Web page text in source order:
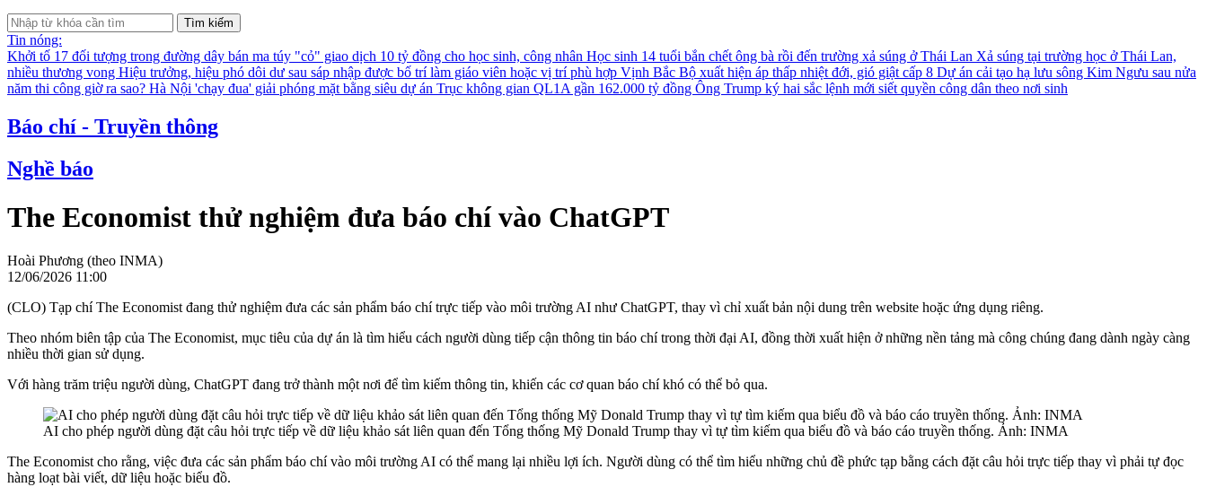
Tìm kiếm
Tin nóng:
Khởi tố 17 đối tượng trong đường dây bán ma túy "cỏ" giao dịch 10 tỷ đồng cho học sinh, công nhân Học sinh 14 tuổi bắn chết ông bà rồi đến trường xả súng ở Thái Lan Xả súng tại trường học ở Thái Lan,
nhiều thương vong Hiệu trưởng, hiệu phó dôi dư sau sáp nhập được bố trí làm giáo viên hoặc vị trí phù hợp Vịnh Bắc Bộ xuất hiện áp thấp nhiệt đới, gió giật cấp 8 Dự án cải tạo hạ lưu sông Kim Ngưu sau nửa
năm thi công giờ ra sao? Hà Nội 'chạy đua' giải phóng mặt bằng siêu dự án Trục không gian QL1A gần 162.000 tỷ đồng Ông Trump ký hai sắc lệnh mới siết quyền công dân theo nơi sinh
Báo chí - Truyền thông
Nghề báo
The Economist thử nghiệm đưa báo chí vào ChatGPT
Hoài Phương (theo INMA)
12/06/2026 11:00
(CLO) Tạp chí The Economist đang thử nghiệm đưa các sản phẩm báo chí trực tiếp vào môi trường AI như ChatGPT, thay vì chỉ xuất bản nội dung trên website hoặc ứng dụng riêng.
Theo nhóm biên tập của The Economist, mục tiêu của dự án là tìm hiểu cách người dùng tiếp cận thông tin báo chí trong thời đại AI, đồng thời xuất hiện ở những nền tảng mà công chúng đang dành ngày càng
nhiều thời gian sử dụng.
Với hàng trăm triệu người dùng, ChatGPT đang trở thành một nơi để tìm kiếm thông tin, khiến các cơ quan báo chí khó có thể bỏ qua.
AI cho phép người dùng đặt câu hỏi trực tiếp về dữ liệu khảo sát liên quan đến Tổng thống Mỹ Donald Trump thay vì tự tìm kiếm qua biểu đồ và báo cáo truyền thống. Ảnh: INMA
The Economist cho rằng, việc đưa các sản phẩm báo chí vào môi trường AI có thể mang lại nhiều lợi ích. Người dùng có thể tìm hiểu những chủ đề phức tạp bằng cách đặt câu hỏi trực tiếp thay vì phải tự đọc
hàng loạt bài viết, dữ liệu hoặc biểu đồ.